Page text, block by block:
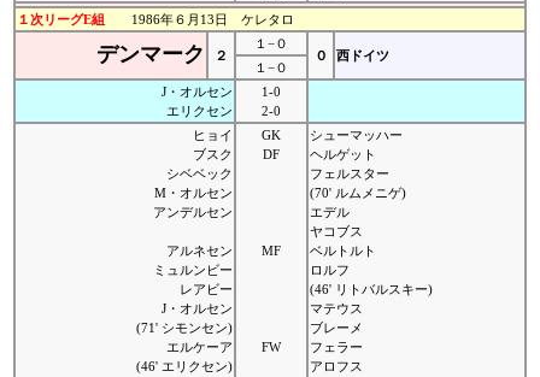
１次リーグE組 1986年６月13日 ケレタロ
デンマーク ２
１−０
０
西ドイツ
１−０
J・オルセン
エリクセン
1-0
2-0
ヒョイ
ブスク
シベベック
M・オルセン
アンデルセン
アルネセン
ミュルンビー
レアビー
J・オルセン
(71' シモンセン)
エルケーア
(46' エリクセン)
GK
DF
MF
FW
シューマッハー
ヘルゲット
フェルスター
(70' ルムメニゲ)
エデル
ヤコブス
ベルトルト
ロルフ
(46' リトバルスキー)
マテウス
ブレーメ
フェラー
アロフス